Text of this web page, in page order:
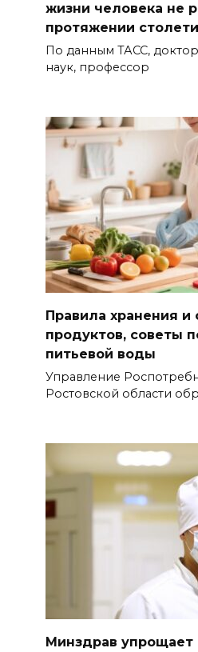
жизни человека не
протяжении
По данным ТАСС,
наук, профессор
Правила хранения и
продуктов, советы
питьевой воды
Управление
Ростовской области
Минздрав упрощает